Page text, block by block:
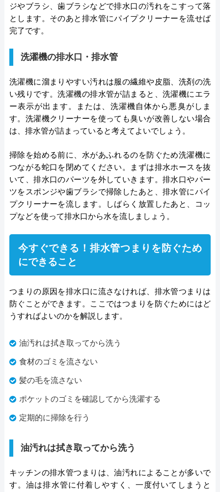
ジやブラシ、歯ブラシなどで排水口の汚れをこすって落
とします。そのあと排水管にパイプクリーナーを流せば
完了です。
洗濯機の排水口・排水管
洗濯機に溜まりやすい汚れは服の繊維や皮脂、洗剤の洗
い残りです。洗濯機の排水管が詰まると、洗濯機にエラ
ー表示が出ます。または、洗濯機自体から悪臭がしま
す。洗濯機クリーナーを使っても臭いが改善しない場合
は、排水管が詰まっていると考えてよいでしょう。
掃除を始める前に、水があふれるのを防ぐため洗濯機に
つながる蛇口を閉めてください。まずは排水ホースを抜
いて、排水口のパーツを外していきます。排水口やパー
ツをスポンジや歯ブラシで掃除したあと、排水管にパイ
プクリーナーを流します。しばらく放置したあと、コッ
プなどを使って排水口から水を流しましょう。
今すぐできる！排水管つまりを防ぐため
にできること
つまりの原因を排水口に流さなければ、排水管つまりは
防ぐことができます。ここではつまりを防ぐためにはど
うすればよいのかを解説します。
油汚れは拭き取ってから洗う
食材のゴミを流さない
髪の毛を流さない
ポケットのゴミを確認してから洗濯する
定期的に掃除を行う
油汚れは拭き取ってから洗う
キッチンの排水管つまりは、油汚れによることが多いで
す。油は排水管に付着しやすく、一度付いてしまうと